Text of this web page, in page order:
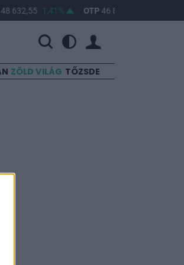
632,55 1,41% OTP46 890
ZÖLD VILÁG TŐZSDE